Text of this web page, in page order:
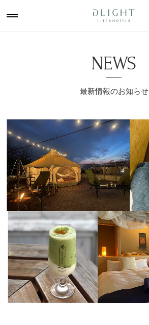
NEWS
最新情報のお知らせ